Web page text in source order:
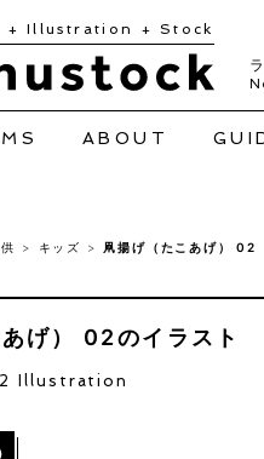
+ Illustration + Stock
ABOUT
> キッズ > 凧揚げ（たこあげ） 02
げ） 02のイラスト
Illustration